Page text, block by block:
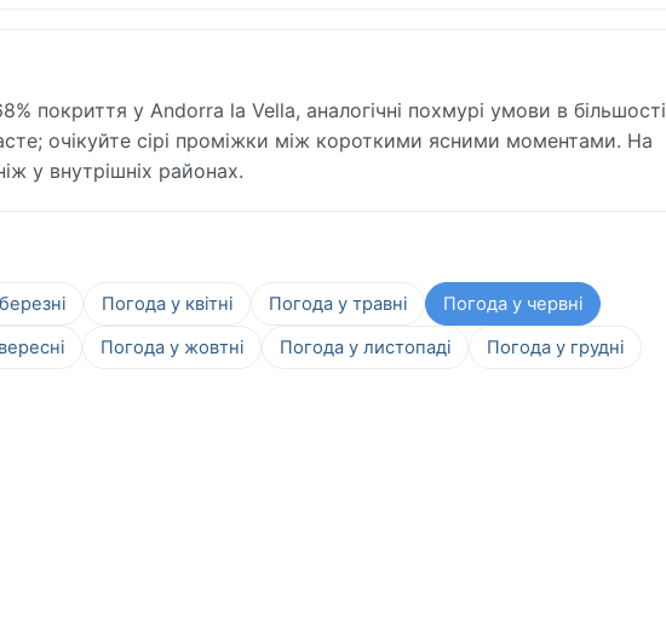
покриття у Andorra la Vella, аналогічні похмурі умови в більшості
очікуйте сірі проміжки між короткими ясними моментами. На
у внутрішніх районах.
Погода у квітні Погода у травні
Погода у червні
Погода у жовтні Погода у листопаді Погода у грудні